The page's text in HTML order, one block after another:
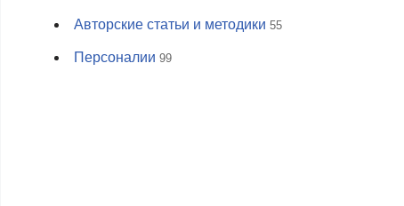
Авторские статьи и методики 55
Персоналии 99